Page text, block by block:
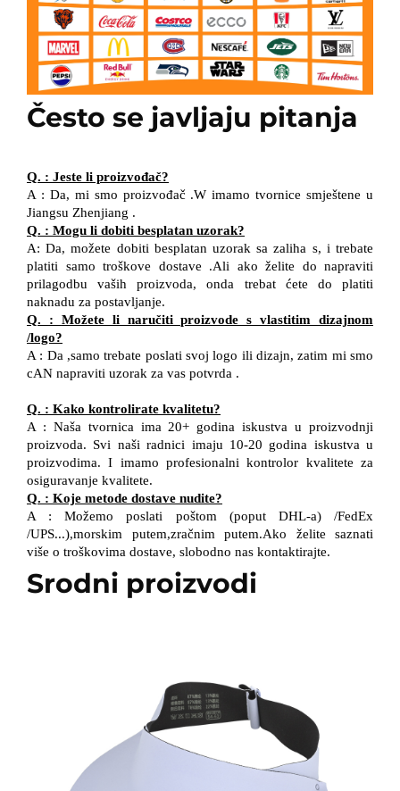
Često se javljaju pitanja
Q. : Jeste li proizvođač?
A : Da, mi smo proizvođač .Wimamo tvornice smještene u
Jiangsu Zhenjiang .
Q. : Mogu li dobiti besplatan uzorak?
A:Da, možete dobiti besplatan uzorak sa zaliha s, itrebate
platiti samo troškove dostave .Ali ako želite do napraviti
prilagodbu vaših proizvoda,onda trebat ćete doplatiti
naknadu za postavljanje.
Q. : Možete li naručiti proizvode s vlastitim dizajnom
/logo?
A : Da ,samo trebate poslati svoj logo ili dizajn, zatim mi smo
cAN napraviti uzorak za vas potvrda .
Q. : Kako kontrolirate kvalitetu?
A : Naša tvornica ima 20+ godina iskustva u proizvodnji
proizvoda. Svi naši radnici imaju 10-20 godina iskustva u
proizvodima.I imamo profesionalni kontrolor kvaliteteza
osiguravanje kvalitete.
Q. : Koje metode dostave nudite?
A :Možemo poslati poštom (poput DHL-a)/FedEx
/UPS...),morskim putem,zračnim putem.Ako želite saznati
više o troškovima dostave, slobodno nas kontaktirajte.
Srodni proizvodi